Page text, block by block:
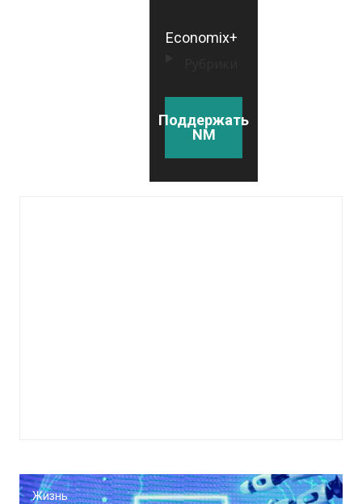
Economix+
Поддержать
NM
Жизнь